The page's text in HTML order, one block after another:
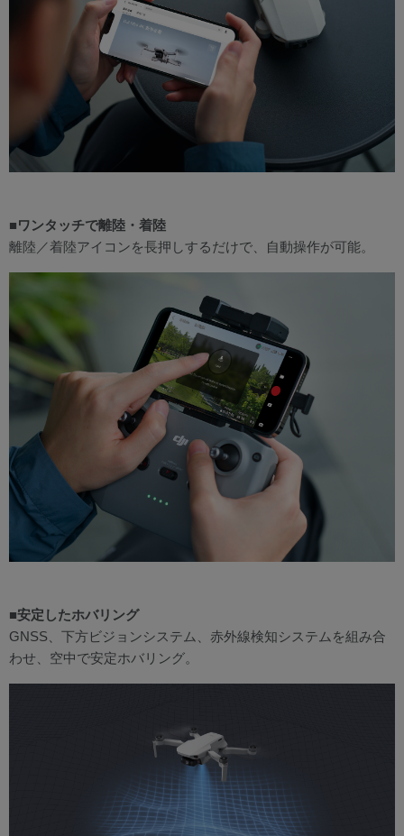
■ワンタッチで離陸・着陸
離陸／着陸アイコンを長押しするだけで、自動操作が可能。
■安定したホバリング
GNSS、下方ビジョンシステム、赤外線検知システムを組み合
わせ、空中で安定ホバリング。